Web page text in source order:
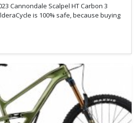
Cannondale Scalpel HT Carbon 3
is 100% safe, because buying